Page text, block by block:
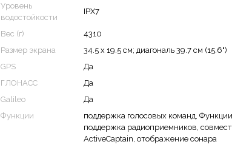
Уровень
водостойкости
IPX7
Вес (г)
4310
Размер экрана
34.5 x 19.5 см; диагональ 39.7 см (15.6")
GPS
Да
ГЛОНАСС
Да
Galileo
Да
Функции
поддержка голосовых команд,
поддержка радиоприемников,
ActiveCaptain, отображение сонара